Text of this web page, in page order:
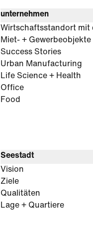
unternehmen
Wirtschaftsstandort mit
Miet- + Gewerbeobjekte
Success Stories
Urban Manufacturing
Life Science + Health
Office
Food
Seestadt
Vision
Ziele
Qualitäten
Lage + Quartiere